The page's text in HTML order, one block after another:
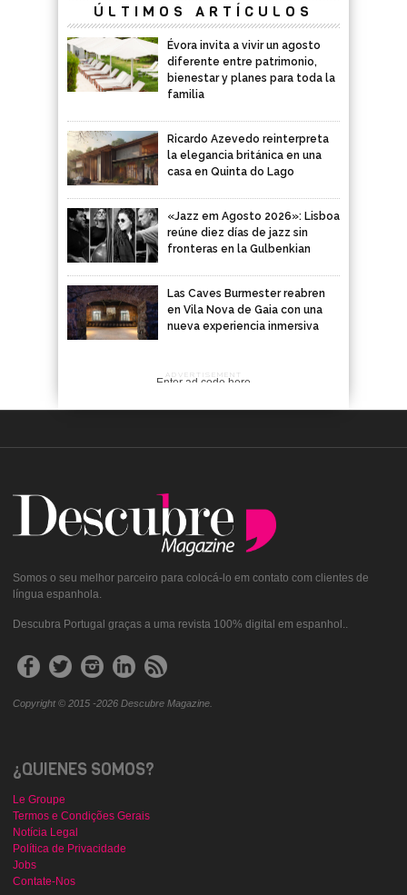
ÚLTIMOS ARTÍCULOS
Évora invita a vivir un agosto
diferente entre patrimonio,
bienestar y planes para toda la
familia
Ricardo Azevedo reinterpreta
la elegancia británica en una
casa en Quinta do Lago
«Jazz em Agosto 2026»: Lisboa
reúne diez días de jazz sin
fronteras en la Gulbenkian
Las Caves Burmester reabren
en Vila Nova de Gaia con una
nueva experiencia inmersiva
ADVERTISEMENT
Enter ad code here
Somos o seu melhor parceiro para colocá-lo em contato com clientes de
língua espanhola.
Descubra Portugal graças a uma revista 100% digital em espanhol..
Copyright © 2015 -2026 Descubre Magazine.
¿QUIENES SOMOS?
Le Groupe
Termos e Condições Gerais
Notícia Legal
Política de Privacidade
Jobs
Contate-Nos